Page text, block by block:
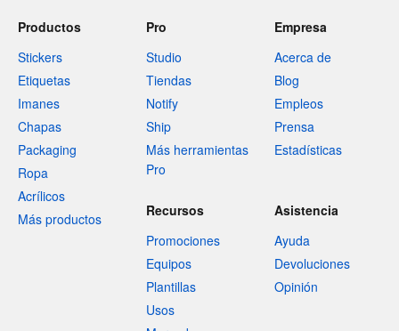
Productos
Stickers
Etiquetas
Imanes
Chapas
Packaging
Ropa
Acrílicos
Más productos
Pro
Studio
Tiendas
Notify
Ship
Más herramientas
Pro
Empresa
Acerca de
Blog
Empleos
Prensa
Estadísticas
Recursos
Promociones
Equipos
Plantillas
Usos
Asistencia
Ayuda
Devoluciones
Opinión